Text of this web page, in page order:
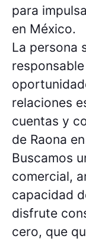
para
en México.
La persona
relaciones
cuentas y
de Raona
Buscamos
comercial,
capacidad
disfrute
cero, que